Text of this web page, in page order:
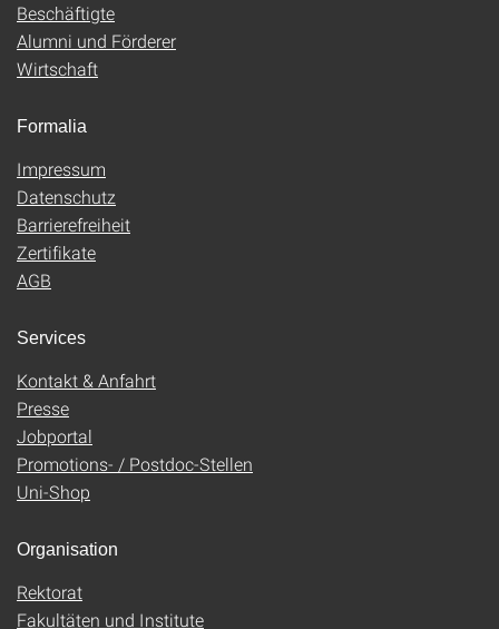
Beschäftigte
Alumni und Förderer
Wirtschaft
Formalia
Impressum
Datenschutz
Barrierefreiheit
Zertifikate
AGB
Services
Kontakt & Anfahrt
Presse
Jobportal
Promotions- / Postdoc-Stellen
Uni-Shop
Organisation
Rektorat
Fakultäten und Institute